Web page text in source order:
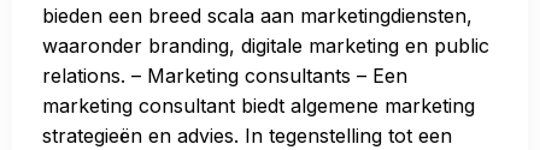
bieden een breed scala aan marketingdiensten,
waaronder branding, digitale marketing en public
relations. – Marketing consultants – Een
marketing consultant biedt algemene marketing
strategieën en advies. In tegenstelling tot een